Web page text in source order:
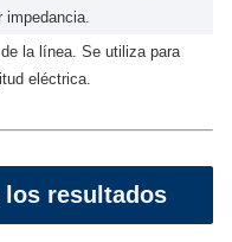
impedancia.
la línea. Se utiliza para
eléctrica.
los resultados